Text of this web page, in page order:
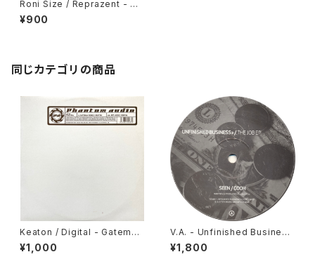
Roni Size / Reprazent - Wa
tching Windows (DJ Die Mi
xes) [Talkin' Loud / 1998]
¥900
同じカテゴリの商品
Keaton / Digital - Gateman
(Keaton Remix) / Get Loos
e [Phantom Audio / 2003]
¥1,000
V.A. - Unfinished Business
- The Job EP [Trouble On
Vinyl / 2006]
¥1,800